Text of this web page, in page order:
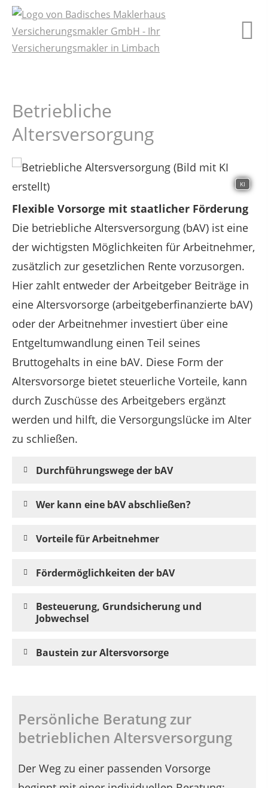
Betriebliche
Altersversorgung
KI
Flexible Vorsorge mit staatlicher Förderung
Die betriebliche Altersversorgung (bAV) ist eine
der wichtigsten Möglichkeiten für Arbeitnehmer,
zusätzlich zur gesetzlichen Rente vorzusorgen.
Hier zahlt entweder der Arbeitgeber Beiträge in
eine Altersvorsorge (arbeitgeberfinanzierte bAV)
oder der Arbeitnehmer investiert über eine
Entgeltumwandlung einen Teil seines
Bruttogehalts in eine bAV. Diese Form der
Altersvorsorge bietet steuerliche Vorteile, kann
durch Zuschüsse des Arbeitgebers ergänzt
werden und hilft, die Versorgungslücke im Alter
zu schließen.
Durchführungswege der bAV
Wer kann eine bAV abschließen?
Vorteile für Arbeitnehmer
Fördermöglichkeiten der bAV
Besteuerung, Grundsicherung und
Jobwechsel
Baustein zur Altersvorsorge
Persönliche Beratung zur
betrieblichen Altersversorgung
Der Weg zu einer passenden Vorsorge